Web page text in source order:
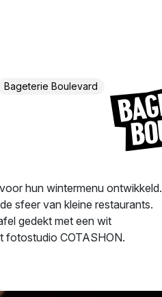
Bageterie Boulevard
hun wintermenu ontwikkeld.
sfeer van kleine restaurants.
gedekt met een wit
fotostudio COTASHON.